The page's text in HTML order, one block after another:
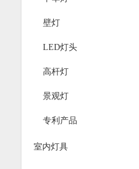
壁灯
LED灯头
高杆灯
景观灯
专利产品
室内灯具